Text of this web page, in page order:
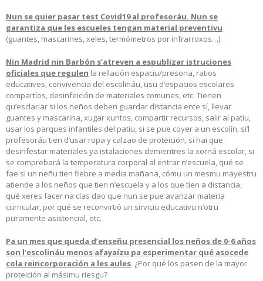
Nun se quier pasar test Covid19 al profesoráu. Nun se
garantiza que les escueles tengan material preventivu
(guantes, mascarines, xeles, termómetros por infrarroxos…).
Nin Madrid nin Barbón s’atreven a espublizar istruciones
oficiales que regulen la rellación espaciu/presona, ratios
educatives, convivencia del escolináu, usu d’espacios escolares
compartíos, desinfeición de materiales comunes, etc. Tienen
qu’esclariar si los neños deben guardar distancia ente sí, llevar
guantes y mascarina, xugar xuntos, compartir recursos, salir al patiu,
usar los parques infantiles del patiu, si se pue coyer a un escolín, si’l
profesoráu tien d’usar ropa y calzao de proteición, si hai que
desinfestar materiales ya istalaciones demientres la xorná escolar, si
se comprebará la temperatura corporal al entrar n’escuela, qué se
fae si un neñu tien fiebre a media mañana, cómu un mesmu mayestru
atiende a los neños que tien n’escuela y a los que tien a distancia,
qué xeres facer na clas dao que nun se pue avanzar materia
curricular, por qué se reconvirtió un sirviciu educativu n’otru
puramente asistencial, etc.
Pa un mes que queda d’enseñu presencial los neños de 0-6 años
son l’escolináu menos afayaízu pa esperimentar qué asocede
cola reincorporación a les aules. ¿Por qué los pasen de la mayor
proteición al másimu riesgu?